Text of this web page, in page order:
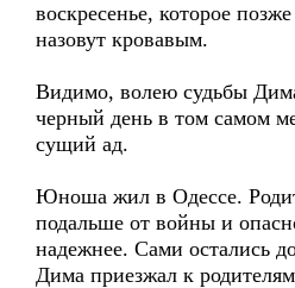
воскресенье, которое
назовут кровавым.
Видимо, волею судьбы
черный день в том самом
сущий ад.
Юноша жил в Одессе.
подальше от войны и
надежнее. Сами остались
Дима приезжал к